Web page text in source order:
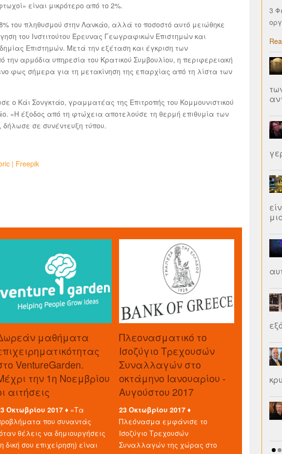
είναι μικρότερο από το 2%.
του πληθυσμού στην Λανκάο, αλλά το ποσοστό αυτό μειώθηκε
του Ινστιτούτου Έρευνας Γεωγραφικών Επιστημών και
Επιστημών. Μετά την εξέταση και έγκριση των
αρμόδια υπηρεσία του Κρατικού Συμβουλίου, η περιφερειακή
φως σήμερα για τη μετακίνηση της επαρχίας από τη λίστα των
ο Κάι Σονγκτάο, γραμματέας της Επιτροπής του Κομμουνιστικού
«Η έξοδος από τη φτώχεια αποτελούσε τη θερμή επιθυμία των
δήλωσε σε συνέντευξη τύπου.
| Freepik
μαθήματα
VentureGarden.
την 1η Νοεμβρίου
αιτήσεις
Οκτωβρίου 2017 ♦ «Τα
που συναντάς
θέλεις να δημιουργήσεις
δική σου επιχείρηση) είναι
Πλεονασματικό το
Ισοζύγιο Τρεχουσών
Συναλλαγών στο
οκτάμηνο Ιανουαρίου -
Αυγούστου 2017
23 Οκτωβρίου 2017 ♦
Πλεόνασμα εμφάνισε το
Ισοζύγιο Τρεχουσών
Συναλλαγών της χώρας στο
3